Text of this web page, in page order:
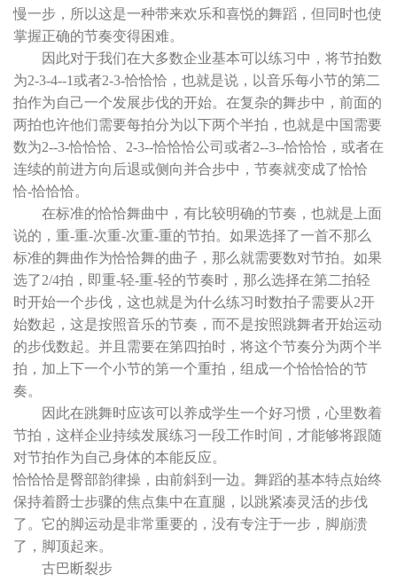
慢一步，所以这是一种带来欢乐和喜悦的舞蹈，但同时也使
掌握正确的节奏变得困难。
因此对于我们在大多数企业基本可以练习中，将节拍数
为2-3-4--1或者2-3-恰恰恰，也就是说，以音乐每小节的第二
拍作为自己一个发展步伐的开始。在复杂的舞步中，前面的
两拍也许他们需要每拍分为以下两个半拍，也就是中国需要
数为2--3-恰恰恰、2-3--恰恰恰公司或者2--3--恰恰恰，或者在
连续的前进方向后退或侧向并合步中，节奏就变成了恰恰
恰-恰恰恰。
在标准的恰恰舞曲中，有比较明确的节奏，也就是上面
说的，重-重-次重-次重-重的节拍。如果选择了一首不那么
标准的舞曲作为恰恰舞的曲子，那么就需要数对节拍。如果
选了2/4拍，即重-轻-重-轻的节奏时，那么选择在第二拍轻
时开始一个步伐，这也就是为什么练习时数拍子需要从2开
始数起，这是按照音乐的节奏，而不是按照跳舞者开始运动
的步伐数起。并且需要在第四拍时，将这个节奏分为两个半
拍，加上下一个小节的第一个重拍，组成一个恰恰恰的节
奏。
因此在跳舞时应该可以养成学生一个好习惯，心里数着
节拍，这样企业持续发展练习一段工作时间，才能够将跟随
对节拍作为自己身体的本能反应。
恰恰恰是臀部韵律操，由前斜到一边。舞蹈的基本特点始终
保持着爵士步骤的焦点集中在直腿，以跳紧凑灵活的步伐
了。它的脚运动是非常重要的，没有专注于一步，脚崩溃
了，脚顶起来。
古巴断裂步